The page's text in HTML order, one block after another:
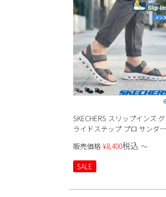
SKECHERS スリップインズ グ
ライドステップ プロ サンダル
販売価格 ¥8,400税込 〜
SALE